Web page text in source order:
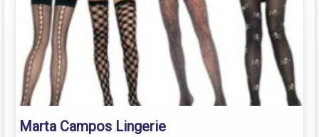
Marta Campos Lingerie